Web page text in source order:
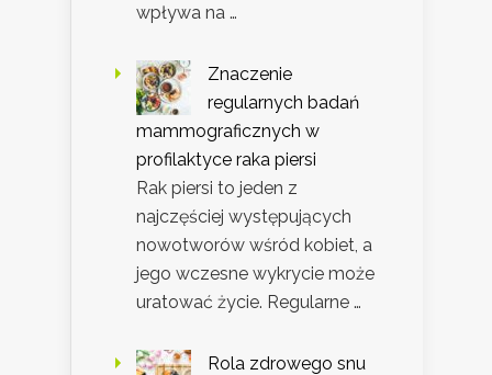
wpływa na …
Znaczenie
regularnych badań
mammograficznych w
profilaktyce raka piersi
Rak piersi to jeden z
najczęściej występujących
nowotworów wśród kobiet, a
jego wczesne wykrycie może
uratować życie. Regularne …
Rola zdrowego snu